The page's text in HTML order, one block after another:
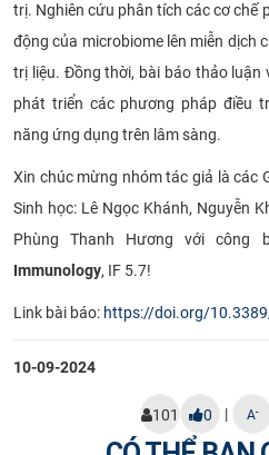
trị. Nghiên cứu phân tích các cơ chế
động của microbiome lên miễn dịch
trị liệu. Đồng thời, bài báo thảo
phát triển các phương pháp điều
năng ứng dụng trên lâm sàng.
Xin chúc mừng nhóm tác giả là các
Sinh học: Lê Ngọc Khánh, Nguyễn
Phùng Thanh Hương với công
Immunology, IF 5.7!
Link bài báo: https://doi.org/
10-09-2024
101 0 | A-